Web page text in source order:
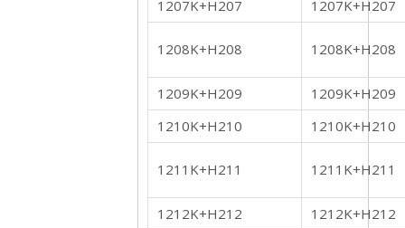
1207K+H207 1207K+H207
1208K+H208 1208K+H208
1209K+H209
1209K+H209
1210K+H210
1210K+H210
1211K+H211 1211K+H211
1212K+H212
1212K+H212